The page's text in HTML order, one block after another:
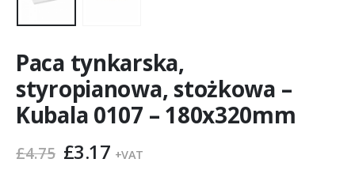
Paca tynkarska,
styropianowa, stożkowa –
Kubala 0107 – 180x320mm
£4.75 Pierwotna
£3.17Aktualna
+VAT